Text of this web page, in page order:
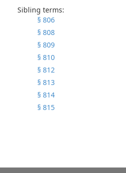
Sibling terms:
§ 806
§ 808
§ 809
§ 810
§ 812
§ 813
§ 814
§ 815